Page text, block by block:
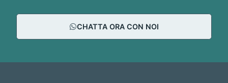
CHATTA ORA CON NOI